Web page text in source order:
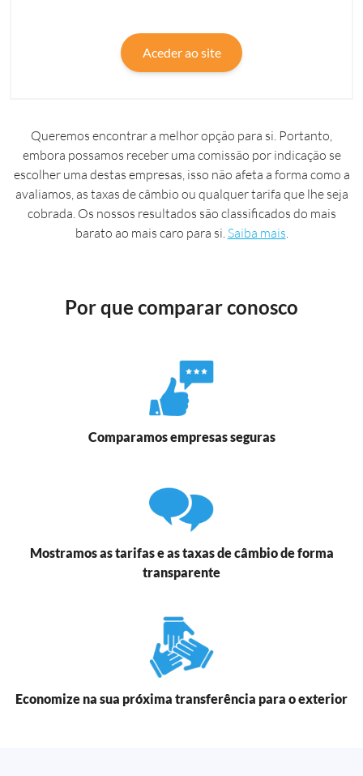
Aceder ao site
Queremos encontrar a melhor opção para si. Portanto,
embora possamos receber uma comissão por indicação se
escolher uma destas empresas, isso não afeta a forma como a
avaliamos, as taxas de câmbio ou qualquer tarifa que lhe seja
cobrada. Os nossos resultados são classificados do mais
barato ao mais caro para si. Saiba mais
Por que comparar conosco
Comparamos empresas seguras
Mostramos as tarifas e as taxas de câmbio de forma
transparente
Economize na sua próxima transferência para o exterior